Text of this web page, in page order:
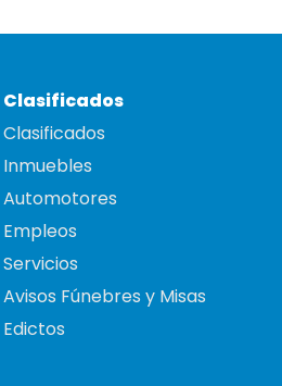
Clasificados
Clasificados
Inmuebles
Automotores
Empleos
Servicios
Avisos Fúnebres y Misas
Edictos